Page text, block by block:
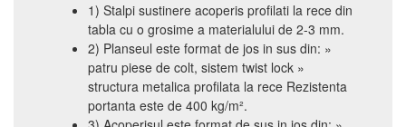
1) Stalpi sustinere acoperis profilati la rece din
tabla cu o grosime a materialului de 2-3 mm.
2) Planseul este format de jos in sus din: »
patru piese de colt, sistem twist lock »
structura metalica profilata la rece Rezistenta
portanta este de 400 kg/m².